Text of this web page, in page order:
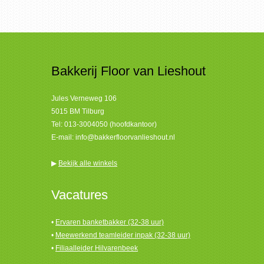
Bakkerij Floor van Lieshout
Jules Verneweg 106
5015 BM Tilburg
Tel: 013-3004050 (hoofdkantoor)
E-mail: info@bakkerfloorvanlieshout.nl
▶ Bekijk alle winkels
Vacatures
• Ervaren banketbakker (32-38 uur)
• Meewerkend teamleider inpak (32-38 uur)
• Filiaalleider Hilvarenbeek